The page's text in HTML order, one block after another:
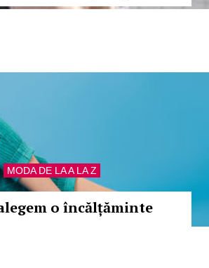
MODA DE LA A LA Z
o încălțăminte